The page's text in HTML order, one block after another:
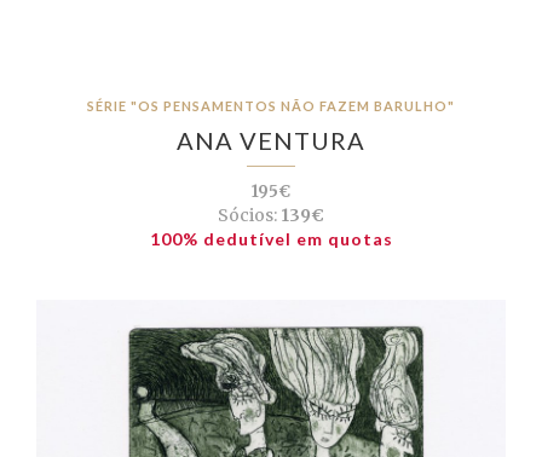
SÉRIE "OS PENSAMENTOS NÃO FAZEM BARULHO"
ANA VENTURA
195€
Sócios: 139€
100% dedutível em quotas